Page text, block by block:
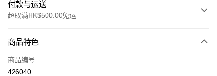
付款与运送
超取满HK$500.00免运
信用卡
AlipayHK
商品特色
商品编号
426040